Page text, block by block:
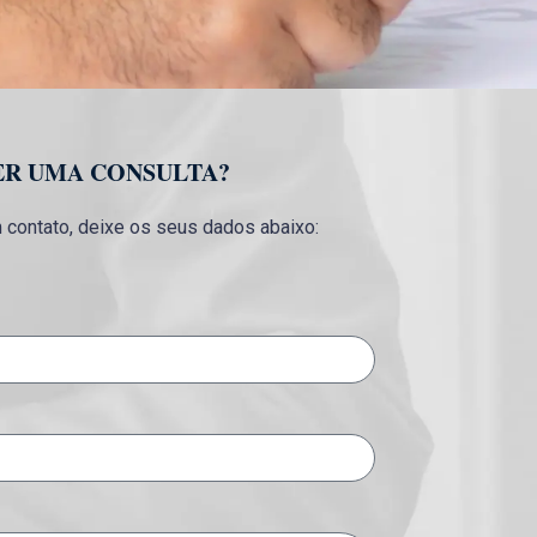
UMA CONSULTA?
deixe os seus dados abaixo: